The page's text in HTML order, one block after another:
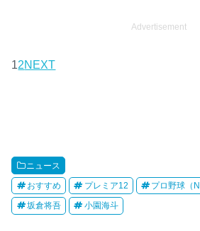
Advertisement
12NEXT
ニュース
おすすめ プレミア12 プロ野球（
坂倉将吾 小園海斗